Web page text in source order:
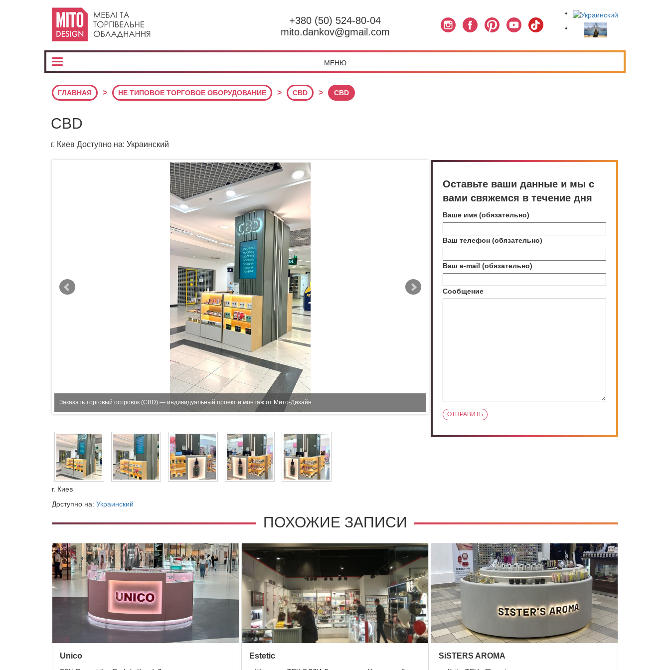
+380 (50) 524-80-04
mito.dankov@gmail.com
МЕНЮ
ГЛАВНАЯ > НЕ ТИПОВОЕ ТОРГОВОЕ ОБОРУДОВАНИЕ > CBD > CBD
CBD
г. Киев Доступно на: Украинский
Заказать торговый островок (CBD) — индивидуальный проект и монтаж от Мито-Дизайн
Оставьте ваши данные и мы с
вами свяжемся в течение дня
Ваше имя (обязательно)
Ваш телефон (обязательно)
Ваш e-mail (обязательно)
Сообщение
г. Киев
Доступно на: Украинский
ПОХОЖИЕ ЗАПИСИ
Unico Estetic SiSTERS AROMA